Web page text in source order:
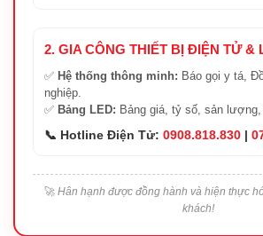
2. GIA CÔNG THIẾT BỊ ĐIỆN TỬ &
✅ Hệ thống thông minh: Báo gọi y tá,
nghiệp.
✅ Bảng LED: Bảng giá, tỷ số, sản lượng,
📞 Hotline Điện Tử: 0908.818.830 |
🚀 Hân hạnh được đồng hành và hiện thực
khách!